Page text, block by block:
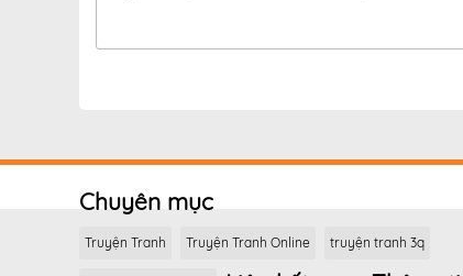
Chuyên mục
Truyện Tranh Truyện Tranh Online truyện tranh 3q